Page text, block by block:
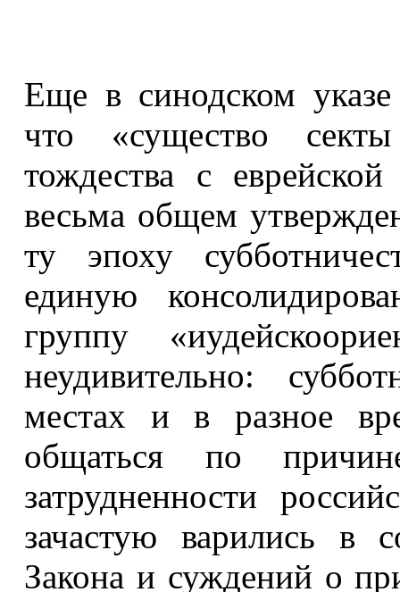
Еще в синодском указе
что «существо
тождества с
весьма общем
ту эпоху
единую
группу
неудивительно:
местах и в разное
общаться по
затрудненности
зачастую варились в
Закона и суждений о